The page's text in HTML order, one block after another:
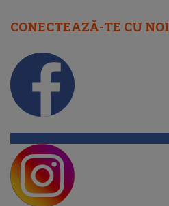
CONECTEAZĂ-TE CU NOI